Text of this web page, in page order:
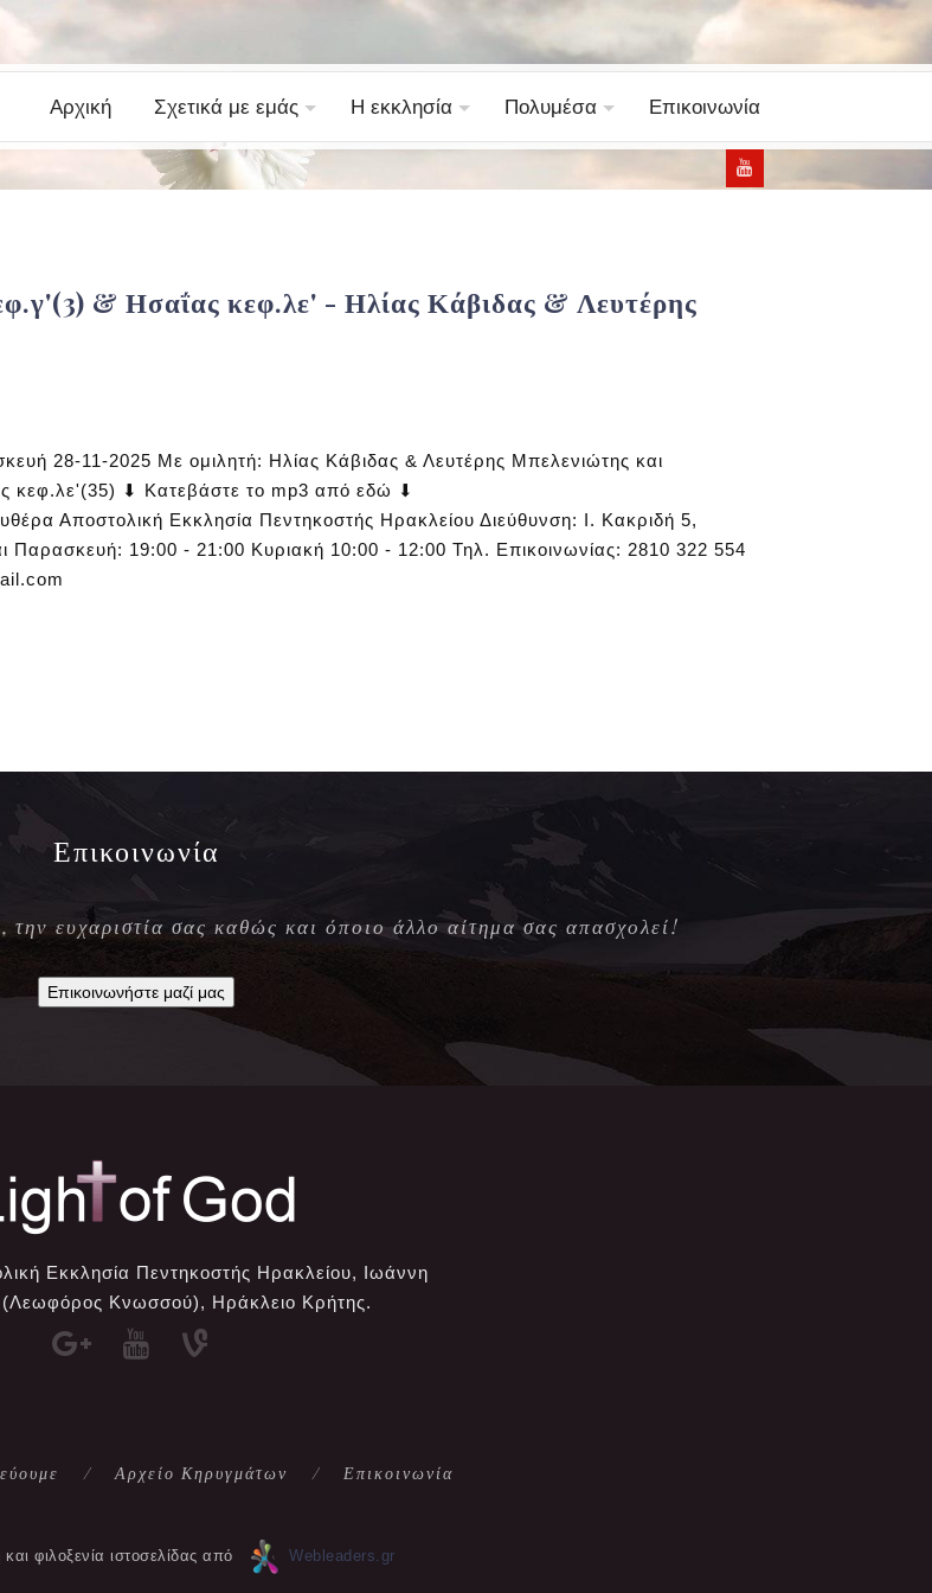
Αρχική Σχετικά με εμάς Η εκκλησία Πολυμέσα Επικοινωνία
& Ησαΐας κεφ.λε' - Ηλίας Κάβιδας & Λευτέρης
28-11-2025 Με ομιλητή: Ηλίας Κάβιδας & Λευτέρης Μπελενιώτης και
κεφ.λε'(35) ⬇ Κατεβάστε το mp3 από εδώ ⬇
Αποστολική Εκκλησία Πεντηκοστής Ηρακλείου Διεύθυνση: Ι. Κακριδή 5,
Παρασκευή: 19:00 - 21:00 Κυριακή 10:00 - 12:00 Τηλ. Επικοινωνίας: 2810 322 554
Επικοινωνία
την ευχαριστία σας καθώς και όποιο άλλο αίτημα σας απασχολεί!
Επικοινωνήστε μαζί μας
Εκκλησία Πεντηκοστής Ηρακλείου, Ιωάννη
(Λεωφόρος Κνωσσού), Ηράκλειο Κρήτης.
Αρχείο Κηρυγμάτων Επικοινωνία
φιλοξενία ιστοσελίδας από Webleaders.gr